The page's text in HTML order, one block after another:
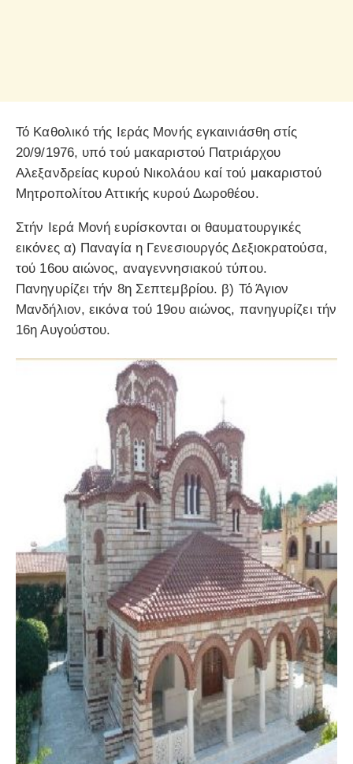
Τό Καθολικό τής Ιεράς Μονής εγκαινιάσθη στίς
20/9/1976, υπό τού μακαριστού Πατριάρχου
Αλεξανδρείας κυρού Νικολάου καί τού μακαριστού
Μητροπολίτου Αττικής κυρού Δωροθέου.
Στήν Ιερά Μονή ευρίσκονται οι θαυματουργικές
εικόνες α) Παναγία η Γενεσιουργός Δεξιοκρατούσα,
τού 16ου αιώνος, αναγεννησιακού τύπου.
Πανηγυρίζει τήν 8η Σεπτεμβρίου. β) Τό Άγιον
Μανδήλιον, εικόνα τού 19ου αιώνος, πανηγυρίζει τήν
16η Αυγούστου.